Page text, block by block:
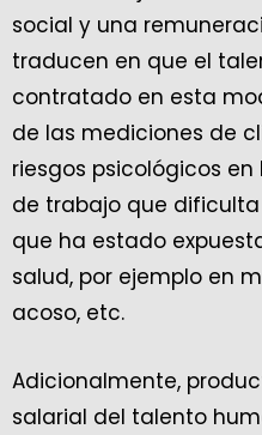
social y una
traducen en que el
contratado en esta
de las mediciones de
riesgos psicológicos
de trabajo que
que ha estado
salud, por ejemplo en
acoso, etc.
Adicionalmente,
salarial del talento